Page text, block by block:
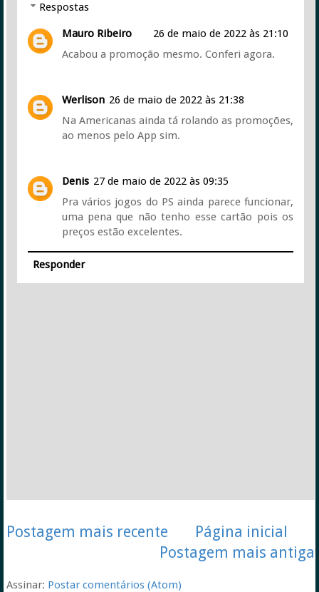
Respostas
Mauro Ribeiro
26 de maio de 2022 às 21:10
Acabou a promoção mesmo. Conferi agora.
Werlison 26 de maio de 2022 às 21:38
Na Americanas ainda tá rolando as promoções,
ao menos pelo App sim.
Denis 27 de maio de 2022 às 09:35
Pra vários jogos do PS ainda parece funcionar,
uma pena que não tenho esse cartão pois os
preços estão excelentes.
Responder
Postagem mais recente
Postagem mais antiga
Página inicial
Assinar: Postar comentários (Atom)